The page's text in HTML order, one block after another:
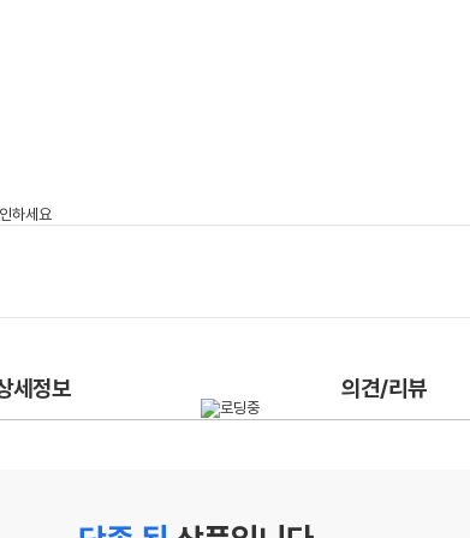
세정보 의견/리뷰